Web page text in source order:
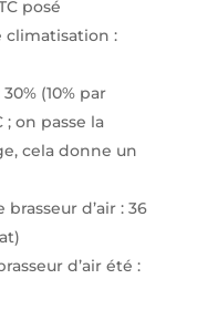
posé
climatisation :
(10% par
on passe la
cela donne un
d’air : 36
d’air été :